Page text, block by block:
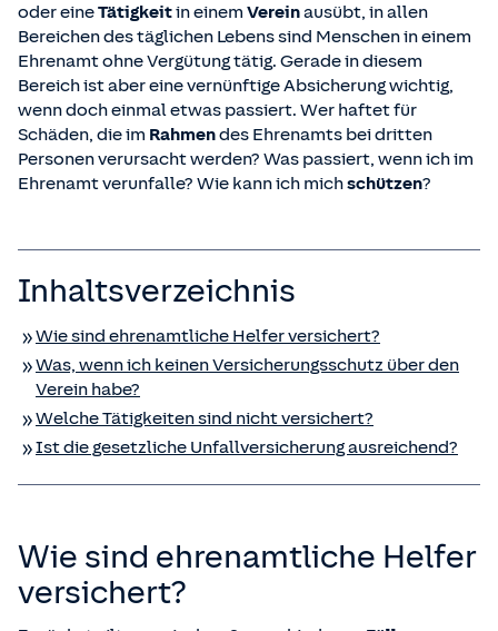
oder eineTätigkeitin einem Vereinausübt, in allen
Bereichen des täglichen Lebens sind Menschen in einem
Ehrenamt ohne Vergütung tätig. Gerade in diesem
Bereich ist aber eine vernünftige Absicherung wichtig,
wenn doch einmal etwas passiert. Wer haftet für
Schäden, die im Rahmendes Ehrenamts bei dritten
Personen verursacht werden? Was passiert, wenn ich im
Ehrenamt verunfalle? Wie kann ich michschützen?
Inhaltsverzeichnis
Wie sind ehrenamtliche Helfer versichert?
Was, wenn ich keinen Versicherungsschutz über den
Verein habe?
Welche Tätigkeiten sind nicht versichert?
Ist die gesetzliche Unfall­versicherung ausreichend?
Wie sind ehrenamtliche Helfer
versichert?